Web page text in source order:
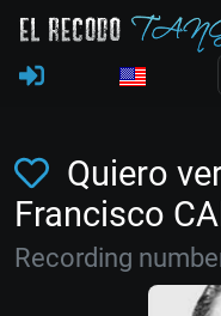
Quiero
Francisco
Recording